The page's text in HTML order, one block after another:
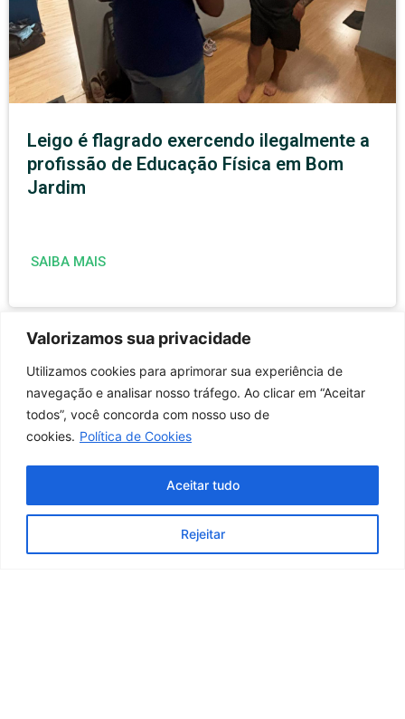
Valorizamos sua privacidade
Utilizamos cookies para aprimorar sua experiência de
navegação e analisar nosso tráfego. Ao clicar em “Aceitar
todos”, você concorda com nosso uso de
cookies. Política de Cookies
Rejeitar
Aceitar tudo
Leigo é flagrado exercendo ilegalmente a
profissão de Educação Física em Bom
Jardim
SAIBA MAIS